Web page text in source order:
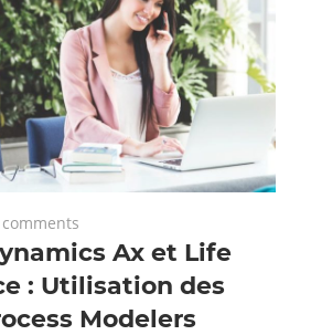
Ax et Life
: Utilisation des
Modelers